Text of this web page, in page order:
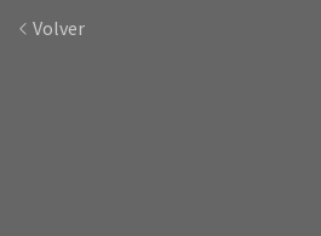
Volver